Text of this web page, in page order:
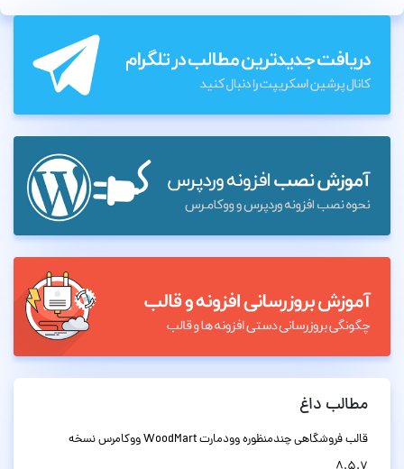
مطالب داغ
قالب فروشگاهی چندمنظوره وودمارت WoodMart ووکامرس نسخه